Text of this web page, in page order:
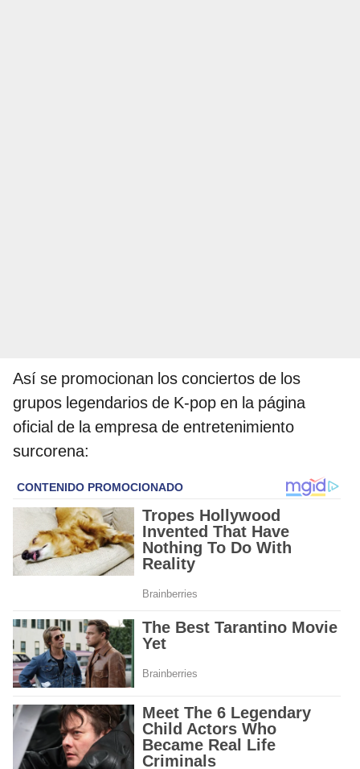
Así se promocionan los conciertos de los
grupos legendarios de K-pop en la página
oficial de la empresa de entretenimiento
surcorena: